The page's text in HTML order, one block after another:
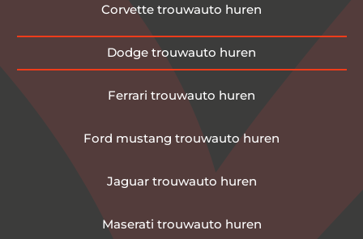
Corvette trouwauto huren
Dodge trouwauto huren
Ferrari trouwauto huren
Ford mustang trouwauto huren
Jaguar trouwauto huren
Maserati trouwauto huren